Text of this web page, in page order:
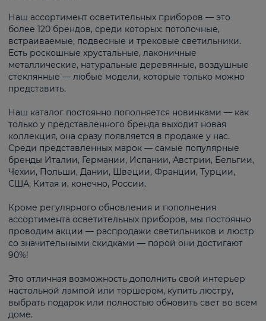
Наш ассортимент осветительных приборов — это
более 120 брендов, среди которых: потолочные,
встраиваемые, подвесные и трековые светильники.
Есть роскошные хрустальные, лаконичные
металлические, натуральные деревянные, воздушные
стеклянные — любые модели, которые только можно
представить.
Наш каталог постоянно пополняется новинками — как
только у представленного бренда выходит новая
коллекция, она сразу появляется в продаже у нас.
Среди представленных марок — самые популярные
бренды Италии, Германии, Испании, Австрии, Бельгии,
Чехии, Польши, Дании, Швеции, Франции, Турции,
США, Китая и, конечно, России.
Кроме регулярного обновления и пополнения
ассортимента осветительных приборов, мы постоянно
проводим акции — распродажи светильников и люстр
со значительными скидками — порой они достигают
90%!
Это отличная возможность дополнить свой интерьер
настольной лампой или торшером, купить люстру,
выбрать подарок или полностью обновить свет во всем
доме.